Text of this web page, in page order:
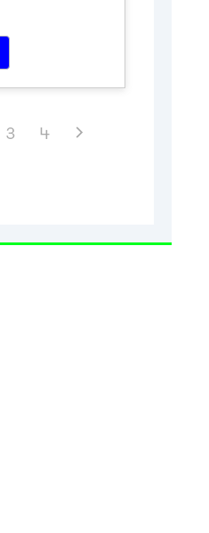
3 4